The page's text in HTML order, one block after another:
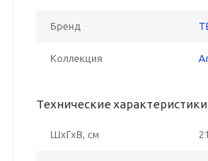
Бренд
Коллекция
Технические характеристики
ШxГxВ, см